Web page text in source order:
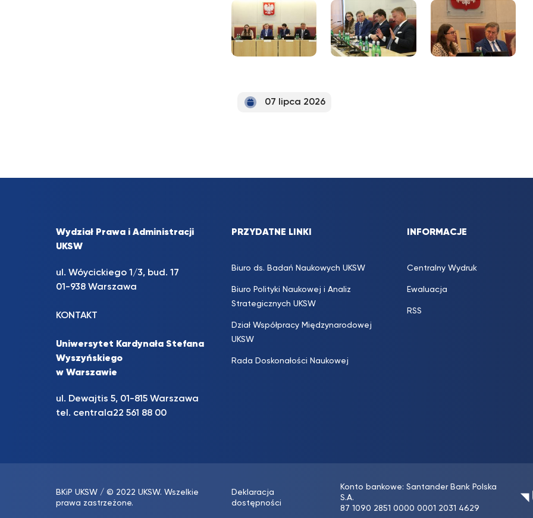
07 lipca 2026
Wydział Prawa i Administracji
UKSW
ul. Wóycickiego 1/3, bud. 17
01-938 Warszawa
KONTAKT
Uniwersytet Kardynała Stefana
Wyszyńskiego
w Warszawie
ul. Dewajtis 5, 01-815 Warszawa
tel. centrala22 561 88 00
PRZYDATNE LINKI
Biuro ds. Badań Naukowych UKSW
Biuro Polityki Naukowej i Analiz
Strategicznych UKSW
Dział Współpracy Międzynarodowej
UKSW
Rada Doskonałości Naukowej
INFORMACJE
Centralny Wydruk
Ewaluacja
RSS
BKiP UKSW / © 2022 UKSW. Wszelkie
prawa zastrzeżone.
Deklaracja
dostępności
Konto bankowe: Santander Bank Polska
S.A.
87 1090 2851 0000 0001 2031 4629